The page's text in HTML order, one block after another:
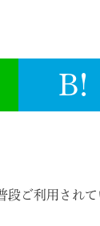
B!
段ご利用され